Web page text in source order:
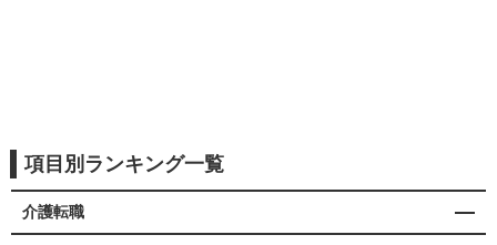
項目別ランキング一覧
介護転職